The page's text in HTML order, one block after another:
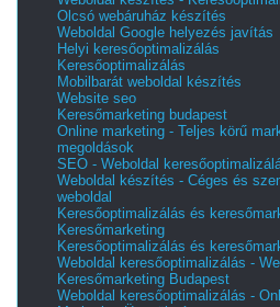
Olcsó webáruház készítés
Weboldal Google helyezés javítás
Helyi keresőoptimalizálás
Keresőoptimalizálás
Mobilbarát weboldal készítés
Website seo
Keresőmarketing budapest
Online marketing - Teljes körű
megoldások
SEO - Weboldal
Weboldal készítés - Céges és
weboldal
Keresőoptimalizálás és
Keresőmarketing
Keresőoptimalizálás és
Weboldal keresőoptimalizálás -
Keresőmarketing Budapest
Weboldal keresőoptimalizálás -